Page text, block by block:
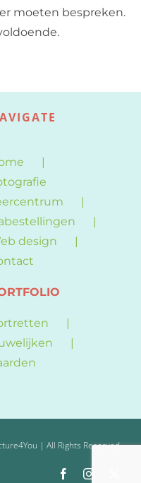
moeten bespreken.
design
| All Rights Reserved